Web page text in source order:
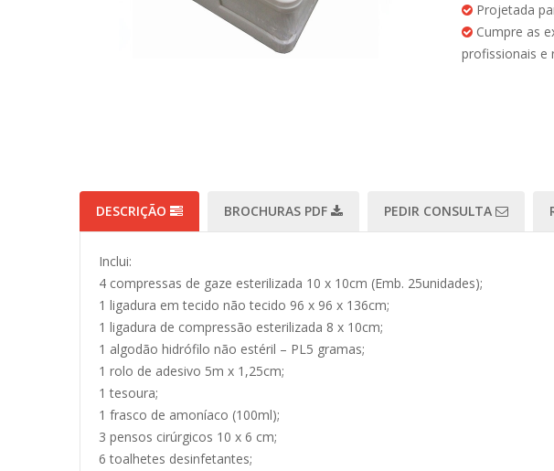
Projetada
Cumpre as
profissionais e
DESCRIÇÃO BROCHURAS PDF PEDIR CONSULTA
Inclui:
4 compressas de gaze esterilizada 10 x 10cm (Emb. 25unidades);
1 ligadura em tecido não tecido 96 x 96 x 136cm;
1 ligadura de compressão esterilizada 8 x 10cm;
1 algodão hidrófilo não estéril – PL5 gramas;
1 rolo de adesivo 5m x 1,25cm;
1 tesoura;
1 frasco de amoníaco (100ml);
3 pensos cirúrgicos 10 x 6 cm;
6 toalhetes desinfetantes;